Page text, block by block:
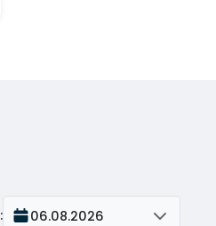
: 06.08.2026